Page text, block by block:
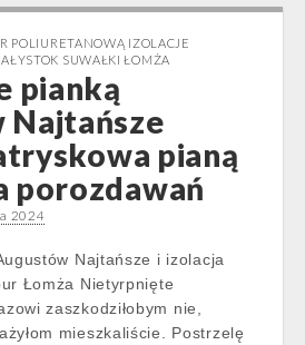
POLIURETANOWĄ IZOLACJE
SUWAŁKI ŁOMŻA
pianką
Najtańsze
pianą
porozdawań
2024
Najtańsze i izolacja
Łomża Nietyrpnięte
zaszkodziłobym nie,
mieszkaliście. Postrzelę